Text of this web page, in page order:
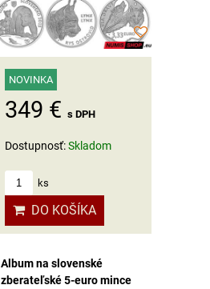
NOVINKA
349 € s DPH
Dostupnosť:Skladom
ks
DO KOŠÍKA
Album na slovenské
zberateľské 5-euro mince